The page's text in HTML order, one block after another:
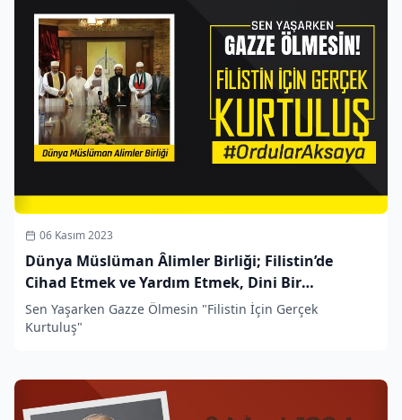
06 Kasım 2023
Dünya Müslüman Âlimler Birliği; Filistin’de
Cihad Etmek ve Yardım Etmek, Dini Bir
Yükümlülüktür
Sen Yaşarken Gazze Ölmesin "Filistin İçin Gerçek
Kurtuluş"